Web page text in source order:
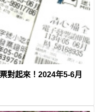
對起來！2024年5-6月